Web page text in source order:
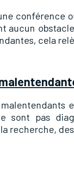
conférence
cela
sont pas
recherche,